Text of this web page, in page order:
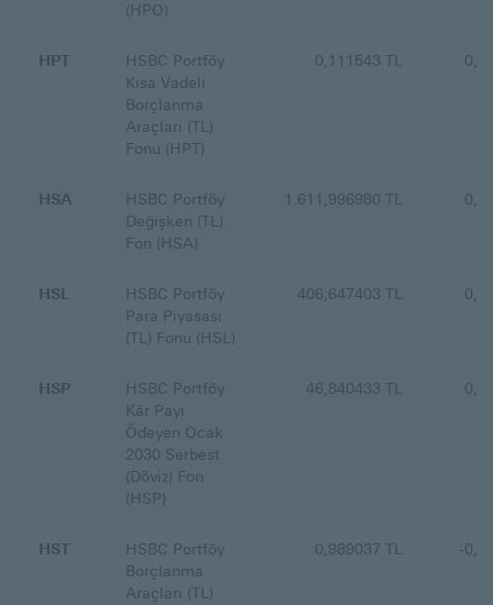
(HPO)
HPT
HSBC Portföy
Kısa Vadeli
Borçlanma
Araçları (TL)
Fonu (HPT)
0,111543 TL
HSA
HSBC Portföy
Değişken (TL)
Fon (HSA)
1.611,996980 TL
HSL
HSBC Portföy
Para Piyasası
(TL) Fonu (HSL)
406,647403 TL
HSP
HSBC Portföy
Kâr Payı
Ödeyen Ocak
2030 Serbest
(Döviz) Fon
(HSP)
46,840433 TL
HST
HSBC Portföy
Borçlanma
Araçları (TL)
0,989037 TL -